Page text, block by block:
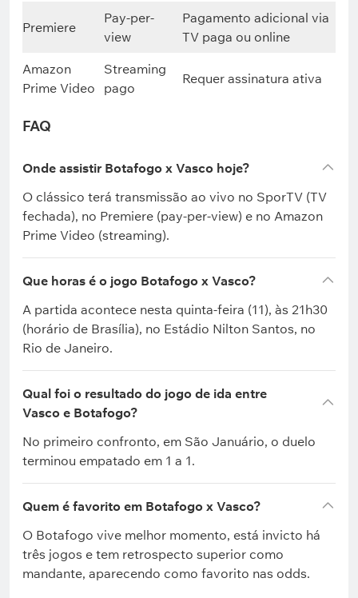
Premiere
Pay-per-
view
Pagamento adicional via
TV paga ou online
Amazon
Prime Video
Streaming
pago
Requer assinatura ativa
FAQ
Onde assistir Botafogo x Vasco hoje?
O clássico terá transmissão ao vivo no SporTV (TV
fechada), no Premiere (pay-per-view) e no Amazon
Prime Video (streaming).
Que horas é o jogo Botafogo x Vasco?
A partida acontece nesta quinta-feira (11), às 21h30
(horário de Brasília), no Estádio Nilton Santos, no
Rio de Janeiro.
Qual foi o resultado do jogo de ida entre
Vasco e Botafogo?
No primeiro confronto, em São Januário, o duelo
terminou empatado em 1 a 1.
Quem é favorito em Botafogo x Vasco?
O Botafogo vive melhor momento, está invicto há
três jogos e tem retrospecto superior como
mandante, aparecendo como favorito nas odds.